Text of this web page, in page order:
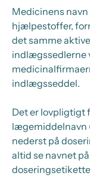
Medicinens
hjælpestoffer,
det samme
indlægssedlerne
indlægsseddel.
Det er lovpligtigt
lægemiddelnavn
nederst på
altid se navnet